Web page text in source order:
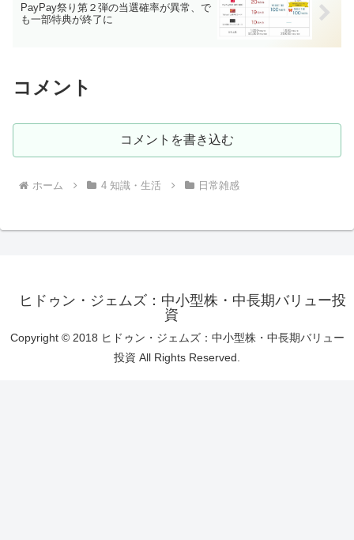
PayPay祭り第２弾の当選確率が異常、で
も一部特典が終了に
コメント
コメントを書き込む
ホーム 4 知識・生活 日常雑感
ヒドゥン・ジェムズ：中小型株・中長期バリュー投
資
Copyright © 2018 ヒドゥン・ジェムズ：中小型株・中長期バリュー
投資 All Rights Reserved.